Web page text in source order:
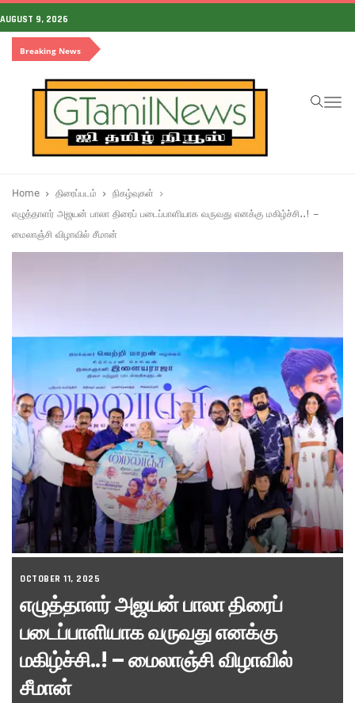
AUGUST 9, 2026
Breaking News
Home திரைப்படம்
நிகழ்வுகள்
எழுத்தாளர் அஜயன் பாலா திரைப் படைப்பாளியாக வருவது எனக்கு மகிழ்ச்சி..! –
மைலாஞ்சி விழாவில் சீமான்
OCTOBER 11, 2025
எழுத்தாளர் அஜயன் பாலா திரைப்
படைப்பாளியாக வருவது எனக்கு
மகிழ்ச்சி..! – மைலாஞ்சி விழாவில்
சீமான்